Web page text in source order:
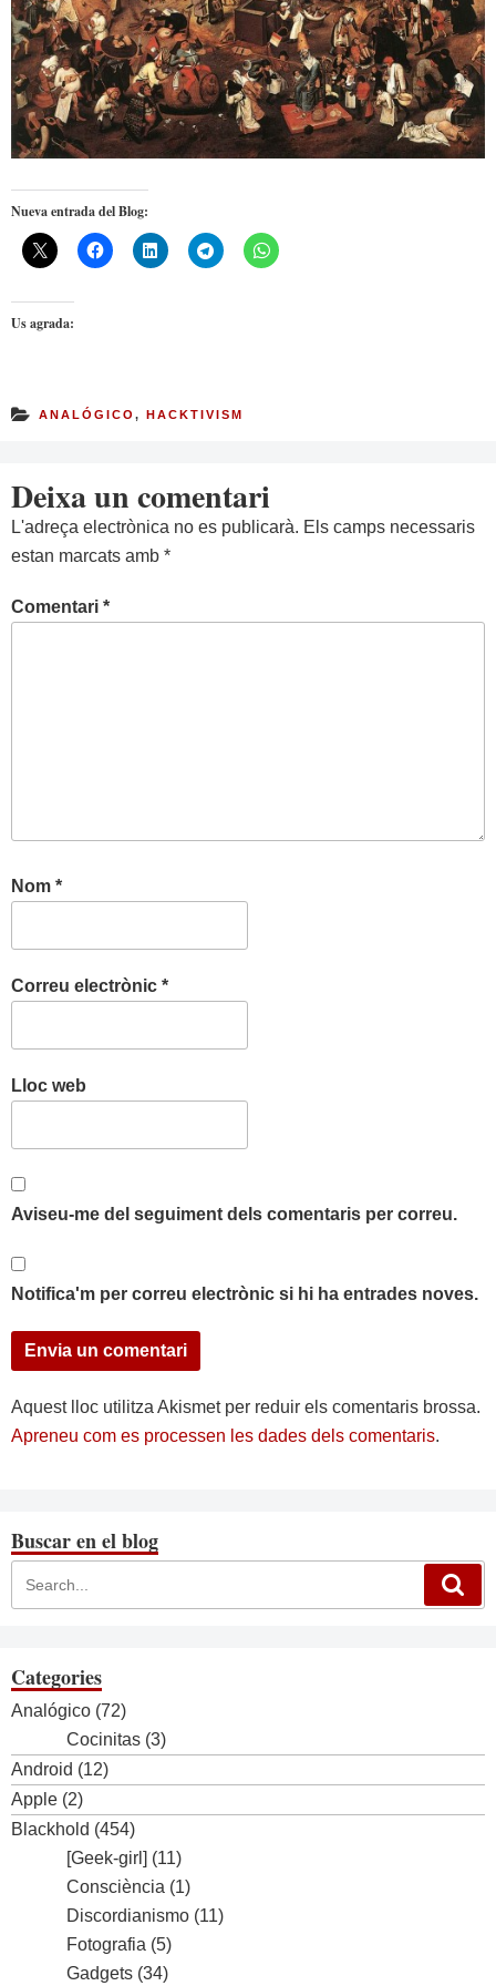
Nueva entrada del Blog:
Us agrada:
ANALÓGICO , HACKTIVISM
Deixa un comentari
L'adreça electrònica no es publicarà. Els camps necessaris
estan marcats amb *
Comentari *
Nom *
Correu electrònic *
Lloc web
Aviseu-me del seguiment dels comentaris per correu.
Notifica'm per correu electrònic si hi ha entrades noves.
Aquest lloc utilitza Akismet per reduir els comentaris brossa.
Apreneu com es processen les dades dels comentaris.
Buscar en el blog
Categories
Analógico (72)
Cocinitas (3)
Android (12)
Apple (2)
Blackhold (454)
[Geek-girl] (11)
Consciència (1)
Discordianismo (11)
Fotografia (5)
Gadgets (34)